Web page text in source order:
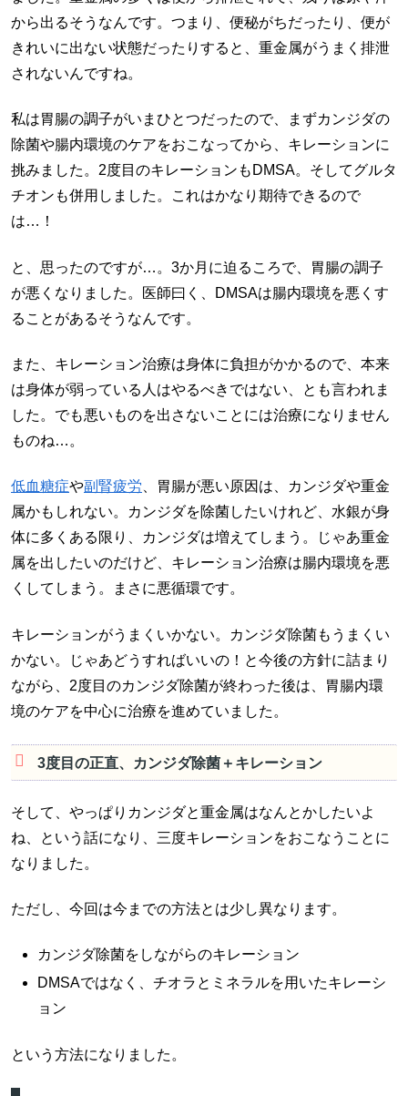
から出るそうなんです。つまり、便秘がちだったり、便が
きれいに出ない状態だったりすると、重金属がうまく排泄
されないんですね。
私は胃腸の調子がいまひとつだったので、まずカンジダの
除菌や腸内環境のケアをおこなってから、キレーションに
挑みました。2度目のキレーションもDMSA。そしてグルタ
チオンも併用しました。これはかなり期待できるので
は…！
と、思ったのですが…。3か月に迫るころで、胃腸の調子
が悪くなりました。医師曰く、DMSAは腸内環境を悪くす
ることがあるそうなんです。
また、キレーション治療は身体に負担がかかるので、本来
は身体が弱っている人はやるべきではない、とも言われま
した。でも悪いものを出さないことには治療になりません
ものね…。
低血糖症や副腎疲労 、胃腸が悪い原因は、カンジダや重金
属かもしれない。カンジダを除菌したいけれど、水銀が身
体に多くある限り、カンジダは増えてしまう。じゃあ重金
属を出したいのだけど、キレーション治療は腸内環境を悪
くしてしまう。まさに悪循環です。
キレーションがうまくいかない。カンジダ除菌もうまくい
かない。じゃあどうすればいいの！と今後の方針に詰まり
ながら、2度目のカンジダ除菌が終わった後は、胃腸内環
境のケアを中心に治療を進めていました。
3度目の正直、カンジダ除菌＋キレーション
そして、やっぱりカンジダと重金属はなんとかしたいよ
ね、という話になり、三度キレーションをおこなうことに
なりました。
ただし、今回は今までの方法とは少し異なります。
カンジダ除菌をしながらのキレーション
DMSAではなく、チオラとミネラルを用いたキレーシ
ョン
という方法になりました。